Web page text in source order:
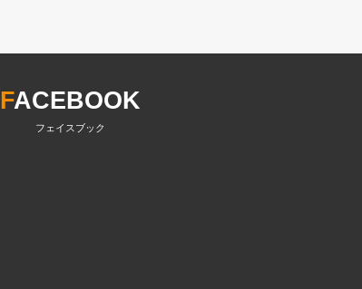
FACEBOOK